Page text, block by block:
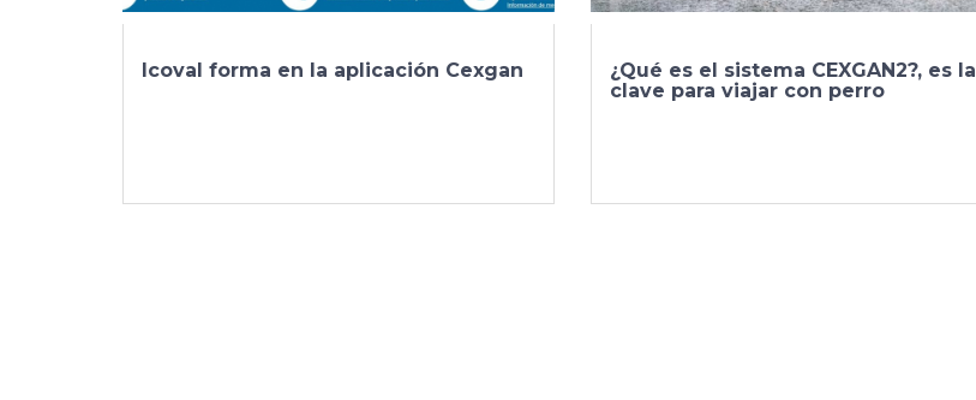
Icoval forma en la aplicación Cexgan
¿Qué es el sistema CEXGAN2?, es la
clave para viajar con perro